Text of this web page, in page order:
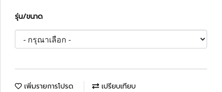
รุ่น/ขนาด
เพิ่มรายการโปรด เปรียบเทียบ